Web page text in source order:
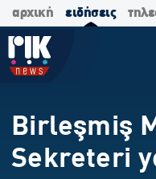
αρχική ειδήσεις
Birleşmiş
Sekreteri